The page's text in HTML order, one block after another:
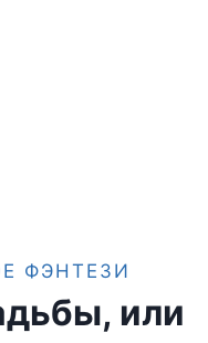
ФЭНТЕЗИ
или